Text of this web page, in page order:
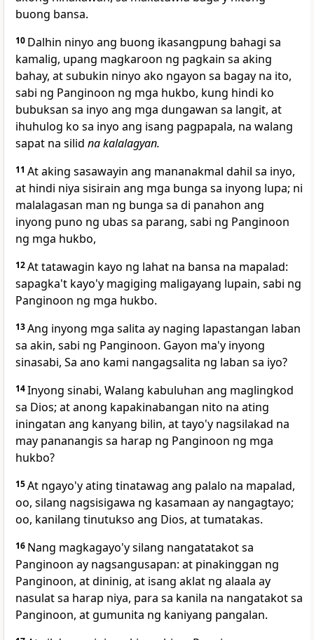
buong bansa.
10 Dalhin ninyo ang buong ikasangpung bahagi sa
kamalig, upang magkaroon ng pagkain sa aking
bahay, atsubukin ninyo ako ngayon sa bagay na ito,
sabi ng Panginoon ng mga hukbo, kung hindi ko
bubuksan sa inyo ang mga dungawan sa langit, at
ihuhulog ko sa inyo ang isang pagpapala, na walang
sapat na silid na kalalagyan.
11 At aking sasawayin ang mananakmal dahil sa inyo,
at hindi niya sisirain ang mga bunga sa inyong lupa; ni
malalagasan man ng bunga sa di panahon ang
inyong puno ng ubas sa parang, sabi ng Panginoon
ng mga hukbo,
12At tatawagin kayo ng lahat na bansa na mapalad:
sapagka't kayo'y magiging maligayang lupain, sabi ng
Panginoon ng mga hukbo.
13Ang inyong mga salita ay naging lapastangan laban
sa akin, sabi ng Panginoon. Gayon ma'y inyong
sinasabi, Sa ano kami nangagsalita ng laban sa iyo?
14Inyong sinabi, Walang kabuluhan ang maglingkod
sa Dios; at anong kapakinabangan nito na ating
iningatan ang kanyang bilin, at tayo'y nagsilakad na
may pananangis sa harap ng Panginoon ng mga
hukbo?
15At ngayo'y ating tinatawag ang palalo na mapalad,
oo, silang nagsisigawa ng kasamaan ay nangagtayo;
oo, kanilang tinutukso ang Dios, at tumatakas.
16 Nang magkagayo'y silang nangatatakot sa
Panginoon ay nagsangusapan: at pinakinggan ng
Panginoon, at dininig, at isang aklat ng alaala ay
nasulat sa harap niya, para sa kanila na nangatakot sa
Panginoon, at gumunita ng kaniyang pangalan.